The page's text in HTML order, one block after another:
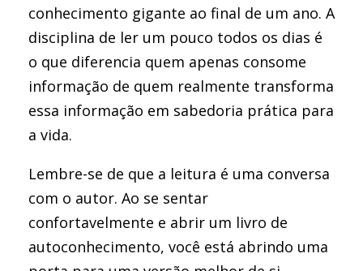
conhecimento gigante ao final de um ano. A
disciplina de ler um pouco todos os dias é
o que diferencia quem apenas consome
informação de quem realmente transforma
essa informação em sabedoria prática para
a vida.
Lembre-se de que a leitura é uma conversa
com o autor. Ao se sentar
confortavelmente e abrir um livro de
autoconhecimento, você está abrindo uma